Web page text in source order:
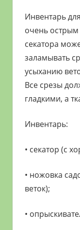
Инвентарь
очень
секатора
заламывать
усыханию
Все срезы
гладкими, а
Инвентарь:
• секатор (с
• ножовка
веток);
•